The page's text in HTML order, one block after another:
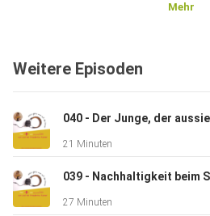
Mehr
Weitere Episoden
21 Minuten
27 Minuten